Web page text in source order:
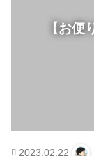
【お
2023.02.22